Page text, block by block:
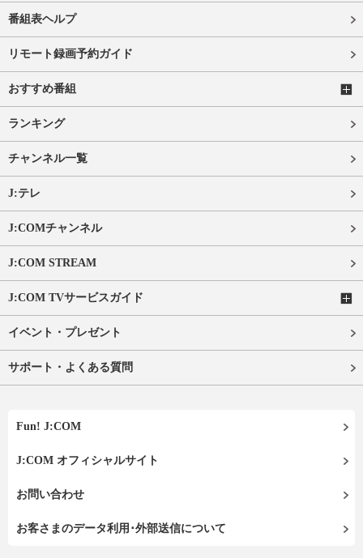
番組表ヘルプ
リモート録画予約ガイド
おすすめ番組
ランキング
チャンネル一覧
J:テレ
J:COMチャンネル
J:COM STREAM
J:COM TVサービスガイド
イベント・プレゼント
サポート・よくある質問
Fun! J:COM
J:COM オフィシャルサイト
お問い合わせ
お客さまのデータ利用･外部送信について